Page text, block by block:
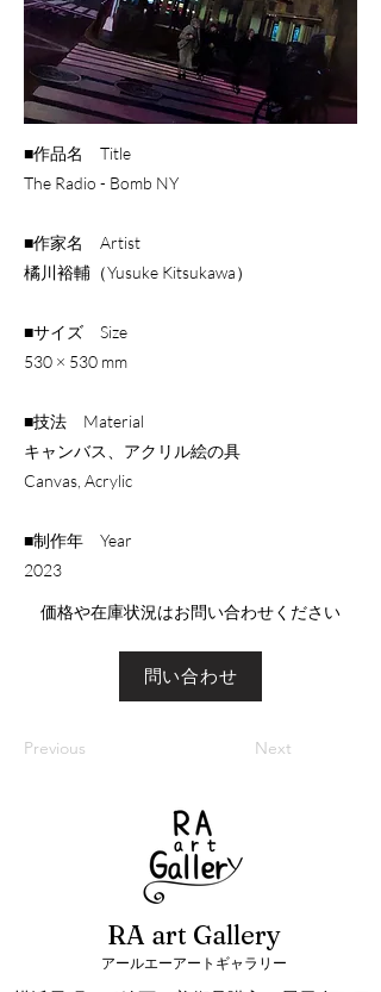
■作品名 Title
The Radio - Bomb NY
■作家名 Artist
橘川裕輔（Yusuke Kitsukawa）
■サイズ Size
530 × 530 mm
■技法 Material
キャンバス、アクリル絵の具
Canvas, Acrylic
■制作年 Year
​2023
​価格や在庫状況はお問い合わせください
問い合わせ
Previous Next
RA art Gallery
アールエーアートギャラリー